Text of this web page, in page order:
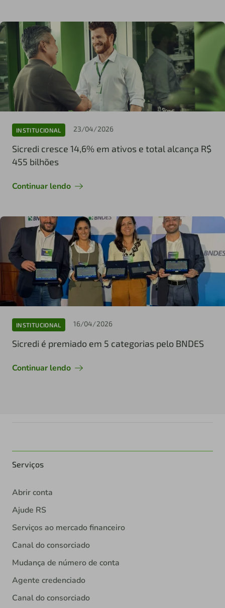
INSTITUCIONAL 23/04/2026
Sicredi cresce 14,6% em ativos e total alcança R$
455 bilhões
Continuar lendo
INSTITUCIONAL 16/04/2026
Sicredi é premiado em 5 categorias pelo BNDES
Continuar lendo
Serviços
Abrir conta
Ajude RS
Serviços ao mercado financeiro
Canal do consorciado
Mudança de número de conta
Agente credenciado
Canal do consorciado